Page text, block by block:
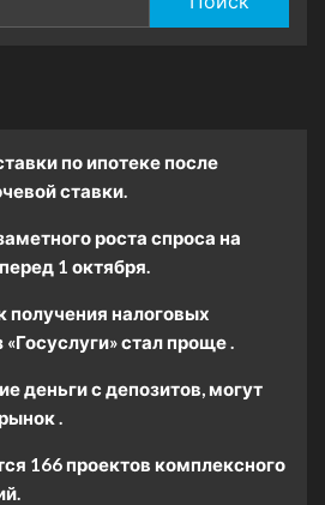
по ипотеке после
ставки.
роста спроса на
1 октября.
получения налоговых
стал проще .
деньги с депозитов, могут
.
166 проектов комплексного